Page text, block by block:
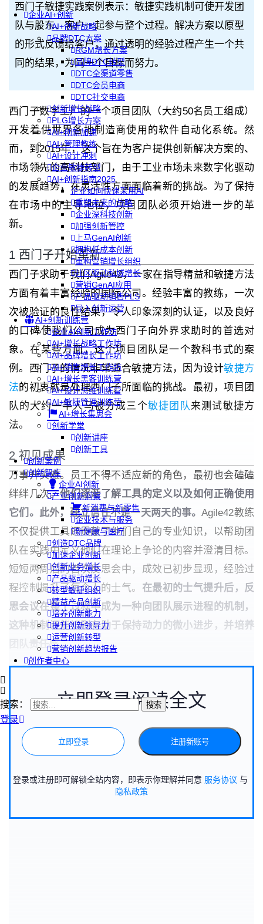
企业AI+创新
AI+创新战略
品牌DTC方案
RGM增长方案
品牌DTC转型
DTC全渠道零售
DTC会员电商
DTC社交电商
创新增长战略
PLG增长方案
AI+创新加速
AI+管理教练
AI+设计冲刺
企业敏捷转型
AI+创新指南2025
企业如何快速采用AI
重塑未来的战略
企业深科技创新
加强创新管控
上马GenAI创新
拥抱低成本创新
重构营销增长组织
社区驱动私域增长
营销GenAI应用
产品驱动销售PLS
导入创新运营
AI+创新训练营
企业AI创新工作坊
AI+增长战略工作坊
AI+品牌增长工作坊
AI+销售增长工作坊
AI+增长黑客训练营
AI+设计思维训练营
AI+敏捷管理训练营
AI+增长集思会
创新学堂
创新讲座
创新工具
创新案例
创新智库
企业AI创新
产业创新洞察
新消费与新零售
企业技术与服务
新健康与医疗
创造DTC品牌
加速企业创新
创新业务增长
产品驱动增长
转型敏捷组织
精益产品创新
培养创新能力
提升创新领导力
运营创新转型
营销创新趋势报告
创作者中心
搜索：
登录
西门子敏捷实践案例表示：敏捷实践机制可使开发团
队与股东、客户一起参与整个过程。解决方案以原型
的形式反馈给客户，通过透明的经验过程产生一个共
同的结果，为同一个目标而努力。
西门子数字工厂的一个项目团队（大约50名员工组成）
开发着供世界各地制造商使用的软件自动化系统。然
而，到2015年，这个旨在为客户提供创新解决方案的、
市场领先的高科技部门，由于工业市场未来数字化驱动
的发展趋势，在灵活性方面面临着新的挑战。为了保持
在市场中的主导地位，项目团队必须开始进一步的革
新。
1 西门子开始革新
西门子求助于我们Agile42，一家在指导精益和敏捷方法
方面有着丰富经验的国际公司。经验丰富的教练，一次
次被验证的良性结果，令人印象深刻的认证，以及良好
的口碑使我们公司成为西门子向外界求助时的首选对
象。在某些方面，这个项目团队是一个教科书式的案
例。西门子的情况非常适合敏捷方法，因为设计敏捷方
法的初衷就是处理西门子所面临的挑战。最初，项目团
队的大约一半人马被分成三个敏捷团队 来测试敏捷方
法。
2 初见成果
万事开头难。员工不得不适应新的角色，最初也会磕磕
绊绊几次。他们逐渐了解工具的定义以及如何正确使用
它们。此外，建立信任不是一天两天的事。Agile42教练
不仅提供工具还贡献了他们自己的专业知识，以帮助团
队在实践中定义他们在理论上争论的内容并澄清目标。
短短两周后的首次反思会中，成效已初步显现，经验过
程控制提升了每个人的士气。 在最初的士气提升后，反
思会议在整个过程中成为一种向团队展示进程的机制，
这种机制还能识别有助于保持动力的微小进步，并培养
团队责任感。
立即登录阅读全文
立即登录 注册新账号
登录或注册即可解锁全站内容，即表示你理解并同意 服务协议 与
隐私政策